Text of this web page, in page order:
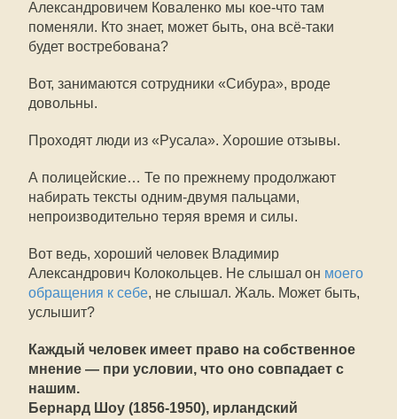
Александровичем Коваленко мы кое-что там
поменяли. Кто знает, может быть, она всё-таки
будет востребована?
Вот, занимаются сотрудники «Сибура», вроде
довольны.
Проходят люди из «Русала». Хорошие отзывы.
А полицейские… Те по прежнему продолжают
набирать тексты одним-двумя пальцами,
непроизводительно теряя время и силы.
Вот ведь, хороший человек Владимир
Александрович Колокольцев. Не слышал он моего
обращения к себе, не слышал. Жаль. Может быть,
услышит?
Каждый человек имеет право на собственное
мнение — при условии, что оно совпадает с
нашим.
Бернард Шоу (1856-1950), ирландский